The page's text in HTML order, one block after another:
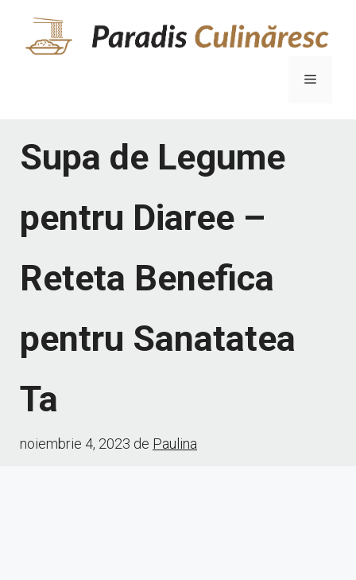
Meniu
Supa de Legume
pentru Diaree –
Reteta Benefica
pentru Sanatatea
Ta
noiembrie 4, 2023 de Paulina